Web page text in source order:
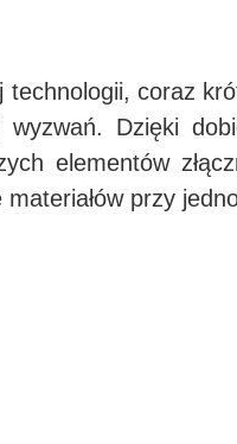
technologii, coraz
Dzięki
elementów
przy